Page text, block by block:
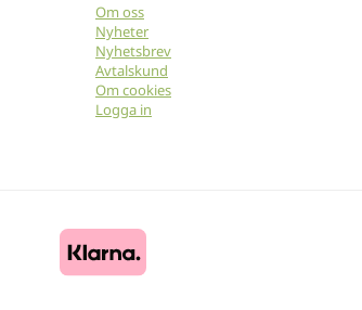
Om oss
Nyheter
Nyhetsbrev
Avtalskund
Om cookies
Logga in